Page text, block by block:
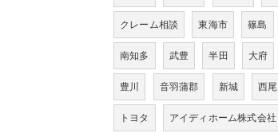
クレーム相談 東海市 篠島
南知多 武豊 半田 大府
豊川 音羽蒲郡 新城 西尾
トヨタ アイディホーム株式会社